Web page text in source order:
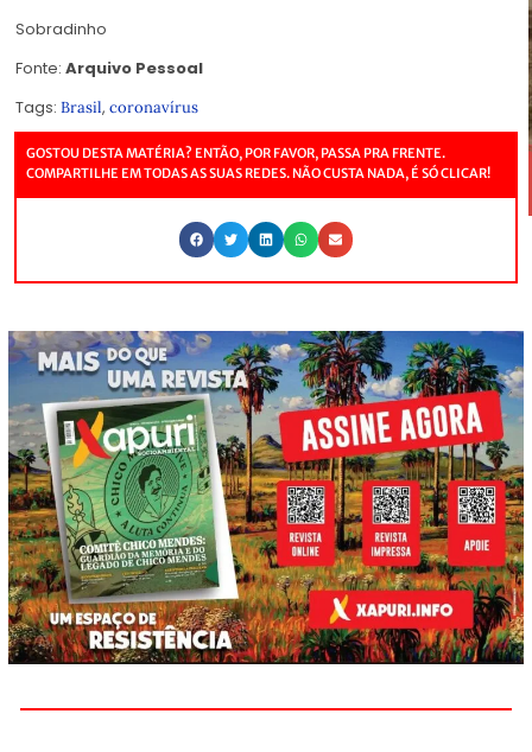
Sobradinho
Fonte: Arquivo Pessoal
Tags: Brasil, coronavírus
GOSTOU DESTA MATÉRIA? ENTÃO, POR FAVOR, PASSA PRA FRENTE.
COMPARTILHE EM TODAS AS SUAS REDES. NÃO CUSTA NADA, É SÓ CLICAR!